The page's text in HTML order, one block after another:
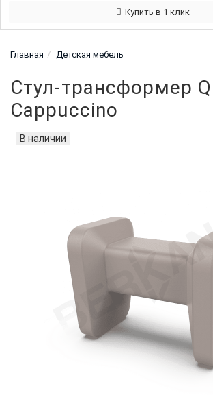
Купить в 1 клик
Главная Детская мебель
Стул-трансформер
Cappuccino
В наличии